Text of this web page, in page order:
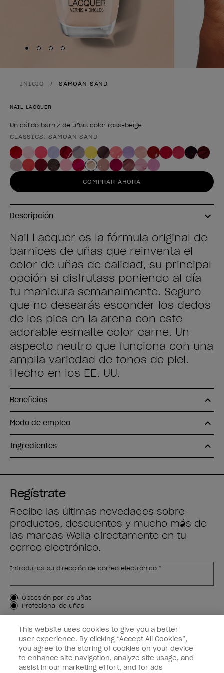
Skip to slide
Skip to slide
Skip to slide
Skip to slide
INICIO SAMOAN SAND
NAIL LACQUER
Un cálido barniz de uñas color rosa-beige.
Forma del producto
CLASSICS: SAMOAN SAND
COMPRAR AHORA
Descripción
Nail Lacquer es la fórmula original de
barnices de uñas que reinventa el
color de uñas de calidad, su principal
opción si disfrutass poniendo al día
tu manicura semanalmente. Seguro
que no desearás esconder los dedos
de los pies en la arena con este
adorable esmalte color carne. Un
aspecto neutro que funciona con una
amplia variedad de tonos de piel.
Hecho en los EE. UU.
Beneficios
Modo de empleo
Ingredientes
Regístrate
Recibe las últimas novedades sobre
productos, descuentos y mucho más de
las marcas Wella directamente en tu
correo electrónico.
Introduzca su dirección de correo electrónico *
Tipo de cliente
Obsesión por las uñas
Profesional de uñas
APÚNTAME
Customer Information
Connect with OPI
This website uses cookies to give you a better
user experience. By clicking “Accept All Cookies”,
you agree to the storing of cookies on your device
to enhance site navigation, analyze site usage, and
assist in our marketing effort, and for ads